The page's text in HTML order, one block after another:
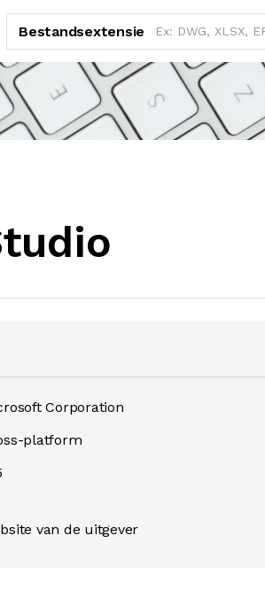
Bestandsextensie
Corporation
platform
van de uitgever